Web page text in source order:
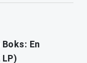
En